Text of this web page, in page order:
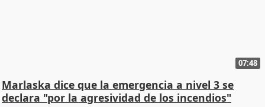
07:48
Marlaska dice que la emergencia a nivel 3 se
declara "por la agresividad de los incendios"